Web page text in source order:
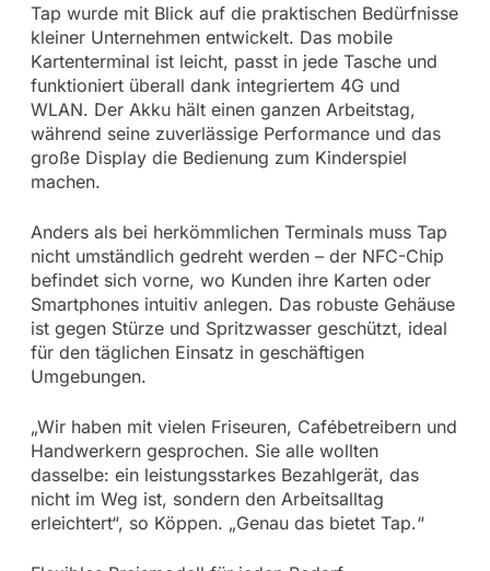
Tap wurde mit Blick auf die praktischen Bedürfnisse
kleiner Unternehmen entwickelt. Das mobile
Kartenterminal ist leicht, passt in jede Tasche und
funktioniert überall dank integriertem 4G und
WLAN. Der Akku hält einen ganzen Arbeitstag,
während seine zuverlässige Performance und das
große Display die Bedienung zum Kinderspiel
machen.
Anders als bei herkömmlichen Terminals muss Tap
nicht umständlich gedreht werden – der NFC-Chip
befindet sich vorne, wo Kunden ihre Karten oder
Smartphones intuitiv anlegen. Das robuste Gehäuse
ist gegen Stürze und Spritzwasser geschützt, ideal
für den täglichen Einsatz in geschäftigen
Umgebungen.
„Wir haben mit vielen Friseuren, Cafébetreibern und
Handwerkern gesprochen. Sie alle wollten
dasselbe: ein leistungsstarkes Bezahlgerät, das
nicht im Weg ist, sondern den Arbeitsalltag
erleichtert“, so Köppen. „Genau das bietet Tap.“